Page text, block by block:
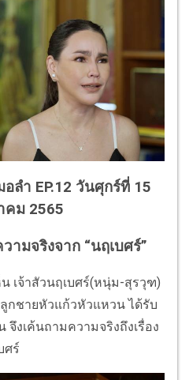
ลำ EP.12 วันศุกร์ที่ 15
คม 2565
ามจริงจาก “นฤเบศร์”
เจ้าสัวนฤเบศร์(หนุ่ม-สุรวุฑ)
กชายหัวแก้วหัวแหวน ได้รับ
จึงเค้นถามความจริงถึงเรื่อง
ศร์